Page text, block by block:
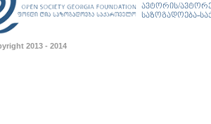
ავტორის/
საზოგადოება-
2013 - 2014